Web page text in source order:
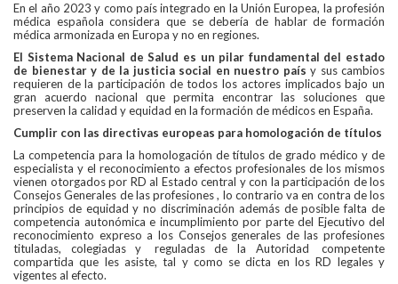
En el año 2023 y como país integrado en la Unión Europea, la profesión
médica española considera que se debería de hablar de formación
médica armonizada en Europa y no en regiones.
El Sistema Nacional de Salud es un pilar fundamental del estado
de bienestar y de la justicia social en nuestro país y sus cambios
requieren de la participación de todos los actores implicados bajo un
gran acuerdo nacional que permita encontrar las soluciones que
preserven la calidad y equidad en la formación de médicos en España.
Cumplir con las directivas europeas para homologación de títulos
La competencia para la homologación de títulos de grado médico y de
especialista y el reconocimiento a efectos profesionales de los mismos
vienen otorgados por RD al Estado central y con la participación de los
Consejos Generales de las profesiones , lo contrario va en contra de los
principios de equidad y no discriminación además de posible falta de
competencia autonómica e incumplimiento por parte del Ejecutivo del
reconocimiento expreso a los Consejos generales de las profesiones
tituladas, colegiadas y reguladas de la Autoridad competente
compartida que les asiste, tal y como se dicta en los RD legales y
vigentes al efecto.